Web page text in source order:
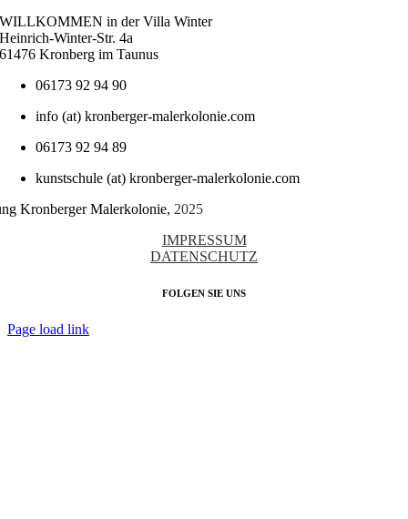
WILLKOMMEN in der Villa Winter
Heinrich-Winter-Str. 4a
61476 Kronberg im Taunus
06173 92 94 90
info (at) kronberger-malerkolonie.com
06173 92 94 89
kunstschule (at) kronberger-malerkolonie.com
Kronberger Malerkolonie, 2025
IMPRESSUM
DATENSCHUTZ
FOLGEN SIE UNS
Page load link